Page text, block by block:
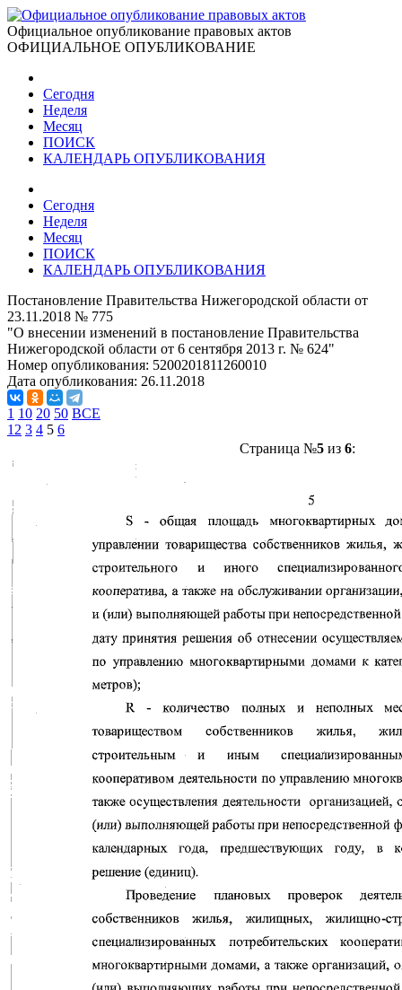
Официальное опубликование правовых актов
ОФИЦИАЛЬНОЕ ОПУБЛИКОВАНИЕ
Сегодня
Неделя
Месяц
ПОИСК
КАЛЕНДАРЬ ОПУБЛИКОВАНИЯ
Сегодня
Неделя
Месяц
ПОИСК
КАЛЕНДАРЬ ОПУБЛИКОВАНИЯ
Постановление Правительства Нижегородской области от
23.11.2018 № 775
"О внесении изменений в постановление Правительства
Нижегородской области от 6 сентября 2013 г. № 624"
Номер опубликования: 5200201811260010
Дата опубликования: 26.11.2018
1 10 20 50 ВСЕ
1 2 3 4 5 6
Страница №5из 6: